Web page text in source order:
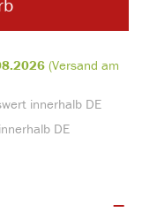
innerhalb DE
DE
(Versand am